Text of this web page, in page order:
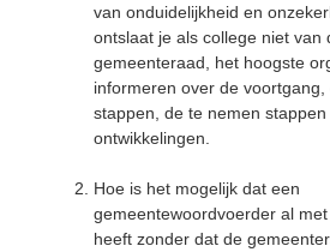
van onduidelijkheid en
ontslaat je als college niet van
gemeenteraad, het hoogste
informeren over de voortgang,
stappen, de te nemen
ontwikkelingen.
Hoe is het mogelijk dat een
gemeentewoordvoerder al
heeft zonder dat de